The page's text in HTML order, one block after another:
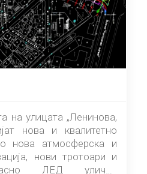
на улицата „Ленинова,
нова и квалитетно
нова атмосферска и
нови тротоари и
ЛЕД улично